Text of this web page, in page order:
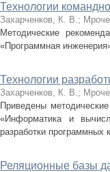
Технологии
Захарченков, К. В.;
Методические
«Программная
Технологии
Захарченков, К. В.;
Приведены
«Информатика и
разработки
Реляционные базы